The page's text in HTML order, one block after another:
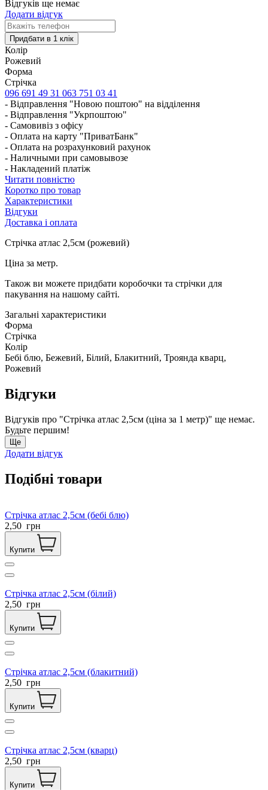
Відгуків ще немає
Додати відгук
Колір
Рожевий
Форма
Стрічка
096 691 49 31 063 751 03 41
- Відправлення "Новою поштою" на відділення
- Відправлення "Укрпоштою"
- Самовивіз з офісу
- Оплата на карту "ПриватБанк"
- Оплата на розрахунковий рахунок
- Наличными при самовывозе
- Накладений платіж
Читати повністю
Коротко про товар
Характеристики
Відгуки
Доставка і оплата
Стрічка атлас 2,5см (рожевий)
Ціна за метр.
Також ви можете придбати коробочки та стрічки для
пакування на нашому сайті.
Загальні характеристики
Форма
Стрічка
Колір
Бебі блю, Бежевий, Білий, Блакитний, Троянда кварц,
Рожевий
Відгуки
Відгуків про "Стрічка атлас 2,5см (ціна за 1 метр)" ще немає.
Будьте першим!
Ще
Додати відгук
Подібні товари
Стрічка атлас 2,5см (бебі блю)
2,50 грн
Купити
Стрічка атлас 2,5см (білий)
2,50 грн
Купити
Стрічка атлас 2,5см (блакитний)
2,50 грн
Купити
Стрічка атлас 2,5см (кварц)
2,50 грн
Купити